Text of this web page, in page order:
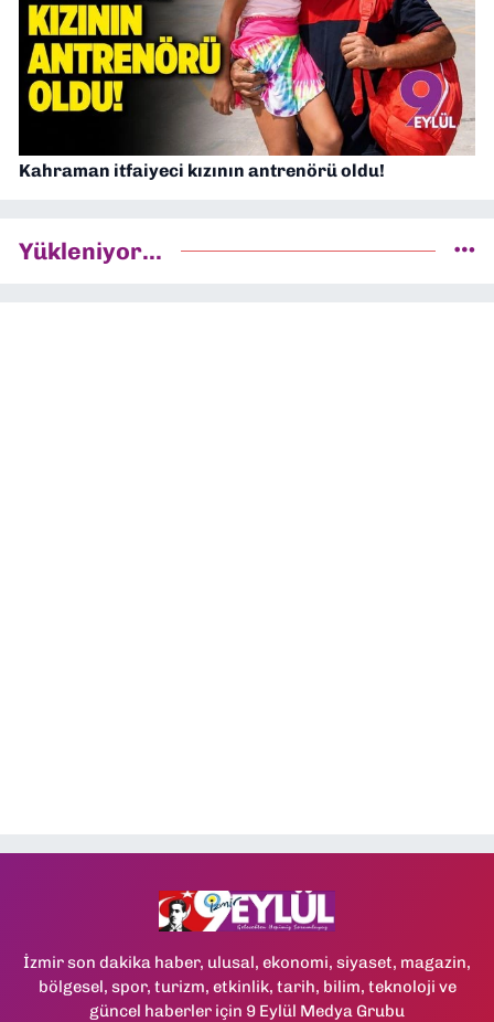
Kahraman itfaiyeci kızının antrenörü oldu!
Yükleniyor...
İzmir son dakika haber, ulusal, ekonomi, siyaset, magazin,
bölgesel, spor, turizm, etkinlik, tarih, bilim, teknoloji ve
güncel haberler için 9 Eylül Medya Grubu